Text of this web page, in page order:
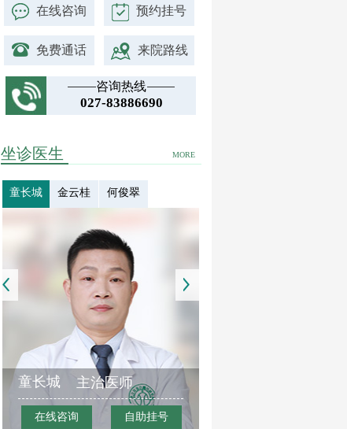
在线咨询 预约挂号
免费通话 来院路线
咨询热线
027-83886690
MORE
坐诊医生
童长城 金云桂 何俊翠
童长城 主治医师
在线咨询 自助挂号